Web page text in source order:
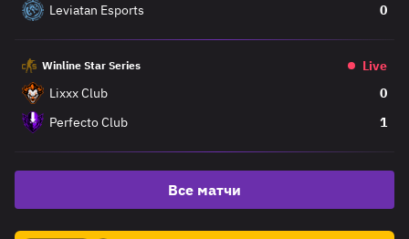
Leviatan Esports
0
Winline Star Series
Live
Lixxx Club
0
Perfecto Club
1
Все матчи